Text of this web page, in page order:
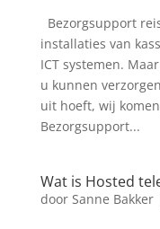
Bezorgsupport
installaties van
ICT systemen.
u kunnen
uit hoeft, wij
Bezorgsupport...
Wat is Hosted
door Sanne Bakker